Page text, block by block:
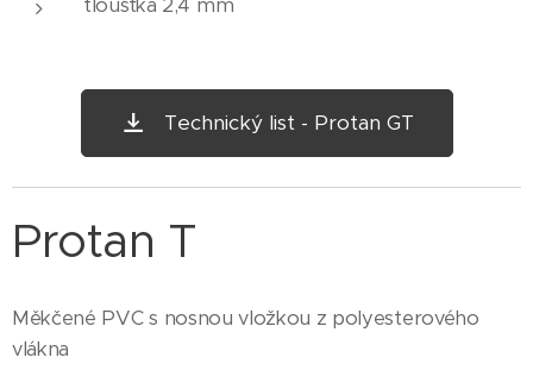
tloušťka 2,4 mm
Technický list - Protan GT
Protan T
Měkčené PVC s nosnou vložkou z polyesterového
vlákna